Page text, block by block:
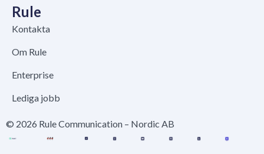
Rule
Kontakta
Om Rule
Enterprise
Lediga jobb
© 2026 Rule Communication – Nordic AB